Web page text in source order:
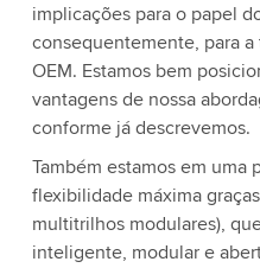
implicações para o papel
consequentemente, para
OEM. Estamos bem
vantagens de nossa
conforme já descrevemos.
Também estamos em uma
flexibilidade máxima
multitrilhos modulares),
inteligente, modular e